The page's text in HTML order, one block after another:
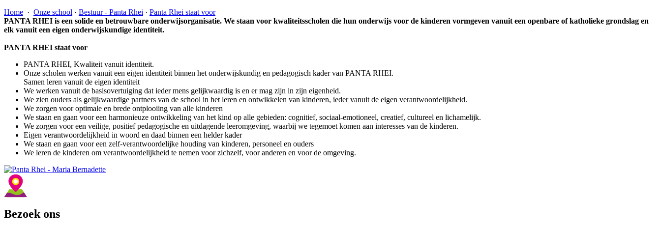
Home · Onze school · Bestuur - Panta Rhei · Panta Rhei staat voor
PANTA RHEI is een solide en betrouwbare onderwijsorganisatie. We staan voor kwaliteitsscholen die hun onderwijs voor de kinderen vormgeven vanuit een openbare of katholieke grondslag en
elk vanuit een eigen onderwijskundige identiteit.
PANTA RHEI staat voor
PANTA RHEI, Kwaliteit vanuit identiteit.
Onze scholen werken vanuit een eigen identiteit binnen het onderwijskundig en pedagogisch kader van PANTA RHEI.
Samen leren vanuit de eigen identiteit
We werken vanuit de basisovertuiging dat ieder mens gelijkwaardig is en er mag zijn in zijn eigenheid.
We zien ouders als gelijkwaardige partners van de school in het leren en ontwikkelen van kinderen, ieder vanuit de eigen verantwoordelijkheid.
We zorgen voor optimale en brede ontplooiing van alle kinderen
We staan en gaan voor een harmonieuze ontwikkeling van het kind op alle gebieden: cognitief, sociaal-emotioneel, creatief, cultureel en lichamelijk.
We zorgen voor een veilige, positief pedagogische en uitdagende leeromgeving, waarbij we tegemoet komen aan interesses van de kinderen.
Eigen verantwoordelijkheid in woord en daad binnen een helder kader
We staan en gaan voor een zelf-verantwoordelijke houding van kinderen, personeel en ouders
We leren de kinderen om verantwoordelijkheid te nemen voor zichzelf, voor anderen en voor de omgeving.
Bezoek ons